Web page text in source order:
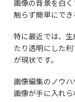
画像の背景を白
触らず簡単にでき
特に最近では、
たり透明にした
が現状です。
画像編集のノウ
画像が手に入れら